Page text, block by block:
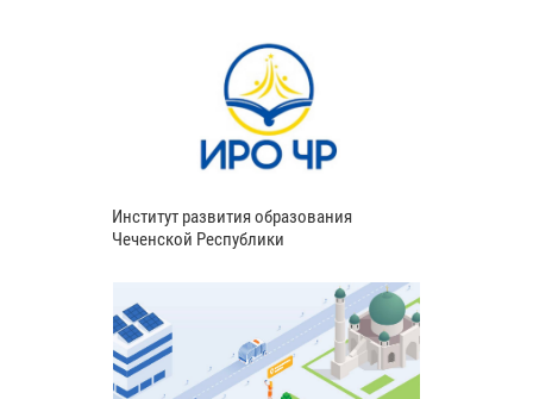
Институт развития образования
Чеченской Республики